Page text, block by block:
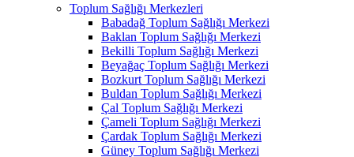
Toplum Sağlığı Merkezleri
Babadağ Toplum Sağlığı Merkezi
Baklan Toplum Sağlığı Merkezi
Bekilli Toplum Sağlığı Merkezi
Beyağaç Toplum Sağlığı Merkezi
Bozkurt Toplum Sağlığı Merkezi
Buldan Toplum Sağlığı Merkezi
Çal Toplum Sağlığı Merkezi
Çameli Toplum Sağlığı Merkezi
Çardak Toplum Sağlığı Merkezi
Güney Toplum Sağlığı Merkezi